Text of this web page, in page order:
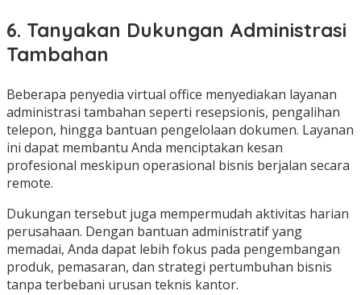
6. Tanyakan Dukungan Administrasi
Tambahan
Beberapa penyedia virtual office menyediakan layanan
administrasi tambahan seperti resepsionis, pengalihan
telepon, hingga bantuan pengelolaan dokumen. Layanan
ini dapat membantu Anda menciptakan kesan
profesional meskipun operasional bisnis berjalan secara
remote.
Dukungan tersebut juga mempermudah aktivitas harian
perusahaan. Dengan bantuan administratif yang
memadai, Anda dapat lebih fokus pada pengembangan
produk, pemasaran, dan strategi pertumbuhan bisnis
tanpa terbebani urusan teknis kantor.